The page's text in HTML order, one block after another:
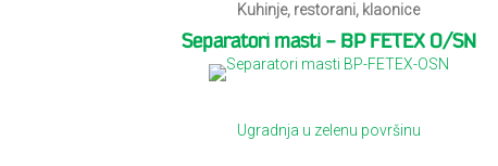
Kuhinje, restorani, klaonice
Separatori masti – BP FETEX O/SN
Ugradnja u zelenu površinu